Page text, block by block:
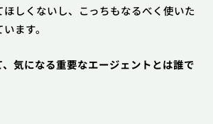
しくないし、こっちもなるべく使いた
ます。
気になる重要なエージェントとは誰で